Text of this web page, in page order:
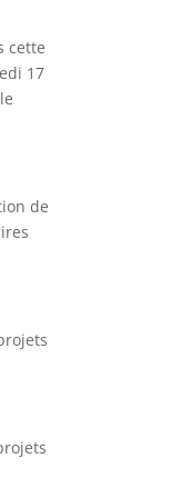
cette
17
de